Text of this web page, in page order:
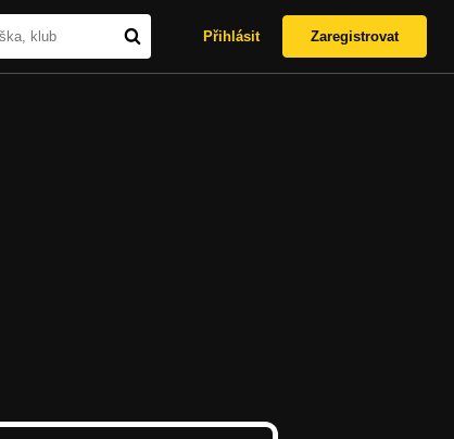
Přihlásit Zaregistrovat